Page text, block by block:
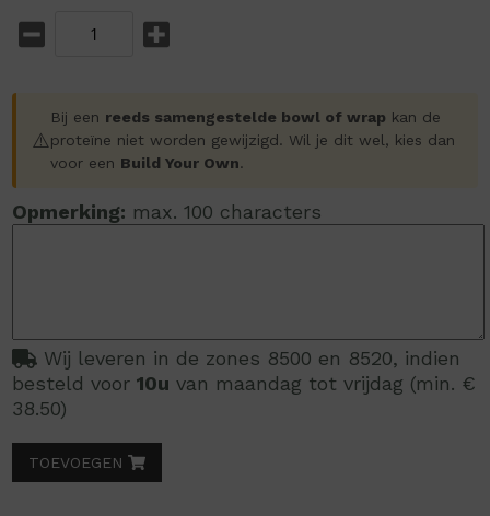
⚠️
Bij een reeds samengestelde bowl of wrap kan de
proteïne niet worden gewijzigd. Wil je dit wel, kies dan
voor een Build Your Own.
Opmerking: max. 100 characters
Wij leveren in de zones 8500 en 8520, indien
besteld voor10u van maandag tot vrijdag (min. €
38.50)
TOEVOEGEN